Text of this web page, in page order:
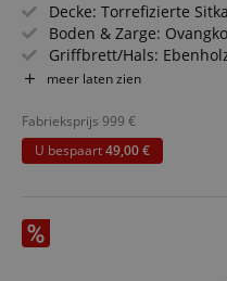
Decke: Torrefizierte
Boden & Zarge:
Griffbrett/Hals:
Elektronik: Fishman Flex
meer laten zien
Fabrieksprijs 999 €
U bespaart49,00 €